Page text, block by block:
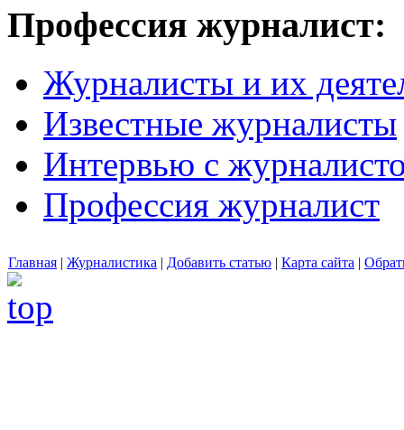
Профессия журналист:
Журналисты и их
Известные журналисты
Интервью с
Профессия журналист
Главная | Журналистика | Добавить статью | Карта сайта |